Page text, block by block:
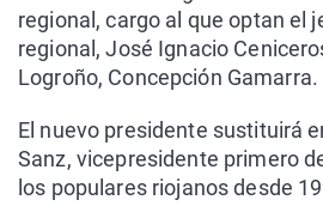
regional, cargo al que optan el
regional, José Ignacio
Logroño, Concepción Gamarra.
El nuevo presidente sustituirá
Sanz, vicepresidente primero
los populares riojanos desde